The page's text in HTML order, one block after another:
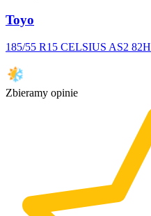
Toyo
185/55 R15 CELSIUS AS2 82H
Zbieramy opinie